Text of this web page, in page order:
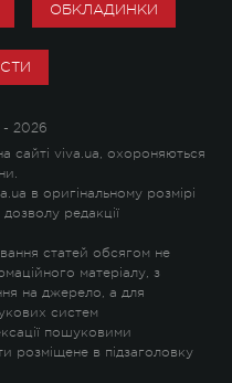
ОБКЛАДИНКИ
2026
сайті viva.ua, охороняються
в оригінальному розмірі
редакції
статей обсягом не
матеріалу, з
на джерело, а для
систем
пошуковими
розміщене в підзаголовку